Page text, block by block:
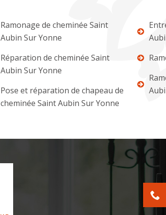
Ramonage de cheminée Saint
Aubin Sur Yonne
Réparation de cheminée Saint
Aubin Sur Yonne
Pose et réparation de chapeau de
cheminée Saint Aubin Sur Yonne